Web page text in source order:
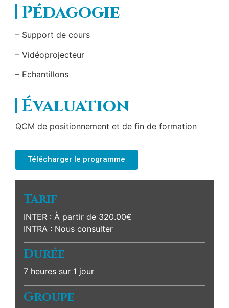
Pédagogie
– Support de cours
– Vidéoprojecteur
– Echantillons
Évaluation
QCM de positionnement et de fin de formation
Télécharger le programme
Tarif
INTER : À partir de 320.00€
INTRA : Nous consulter
Durée
7 heures sur 1 jour
Groupe